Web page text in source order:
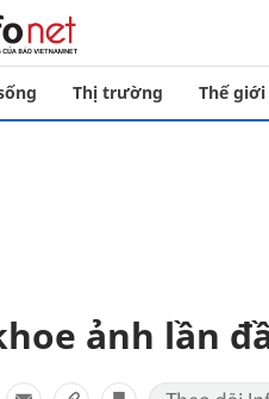
Thị trường Thế giới
ảnh lần